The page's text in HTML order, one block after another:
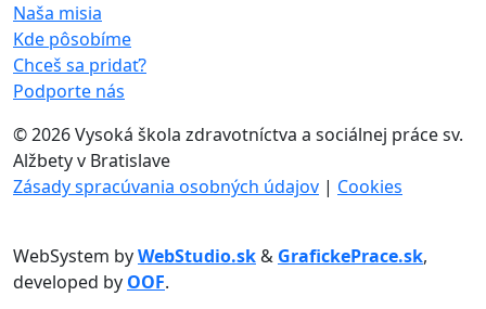
Naša misia
Kde pôsobíme
Chceš sa pridať?
Podporte nás
©2026 Vysoká škola zdravotníctva a sociálnej práce sv.
Alžbety v Bratislave
Zásady spracúvania osobných údajov | Cookies
WebSystem byWebStudio.sk& GrafickePrace.sk,
developed by OOF.